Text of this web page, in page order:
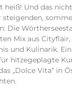
heiß! Und das
steigenden,
Die
Mix aus Cityflair,
und Kulinarik.
hitzegeplagte
„Dolce Vita“ in